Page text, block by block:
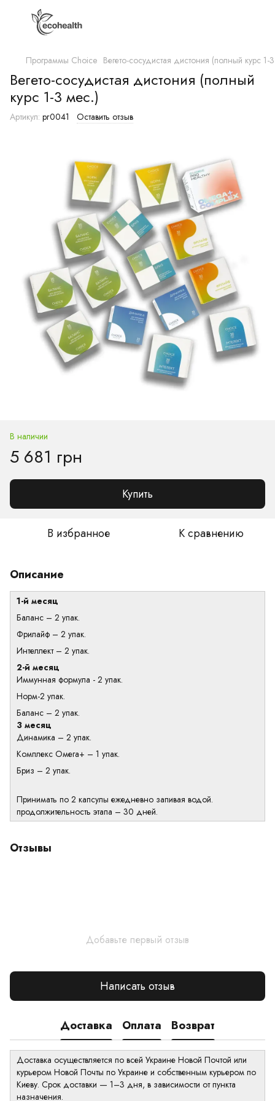
Программы Choice Вегето-сосудистая дистония (полный курс 1-
Вегето-сосудистая дистония (полный
курс 1-3 мес.)
Артикул: pr0041 Оставить отзыв
В наличии
5 681 грн
Купить
В избранное К сравнению
Описание
1-й месяц
Баланс – 2 упак.
Фрилайф – 2 упак.
Интеллект – 2 упак.
2-й месяц
Иммунная формула - 2 упак.
Норм-2 упак.
Баланс – 2 упак.
3 месяц
Динамика – 2 упак.
Комплекс Омега+ – 1 упак.
Бриз – 2 упак.
Принимать по 2 капсулы ежедневно запивая водой.
продолжительность этапа – 30 дней.
Отзывы
Добавьте первый отзыв
Написать отзыв
Доставка Оплата Возврат
Доставка осуществляется по всей Украине Новой Почтой или
курьером Новой Почты по Украине и собственным курьером по
Киеву. Срок доставки — 1–3 дня, в зависимости от пункта
назначения.